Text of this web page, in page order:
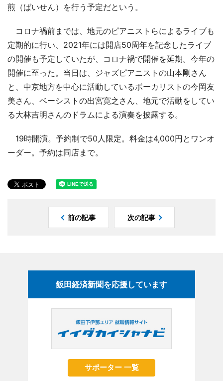
煎（ばいせん）を行う予定だという。
コロナ禍前までは、地元のピアニストらによるライブも
定期的に行い、2021年には開店50周年を記念したライブ
の開催も予定していたが、コロナ禍で開催を延期。今年の
開催に至った。当日は、ジャズピアニストの山本剛さん
と、中京地方を中心に活動しているボーカリストの今岡友
美さん、ベーシストの出宮寛之さん、地元で活動をしてい
る大林吉明さんのドラムによる演奏を披露する。
19時開演。予約制で50人限定。料金は4,000円とワンオ
ーダー。予約は同店まで。
前の記事 次の記事
飯田経済新聞を応援しています
サポーター 一覧